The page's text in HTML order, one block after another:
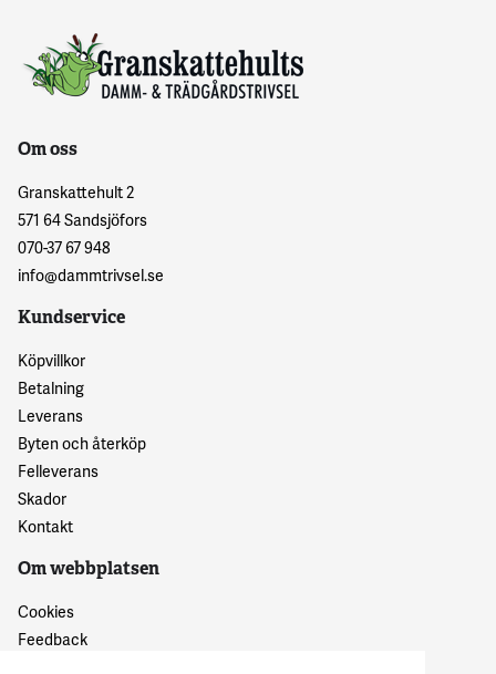
Om oss
Granskattehult 2
571 64 Sandsjöfors
070-37 67 948
info@dammtrivsel.se
Kundservice
Köpvillkor
Betalning
Leverans
Byten och återköp
Felleverans
Skador
Kontakt
Om webbplatsen
Cookies
Feedback